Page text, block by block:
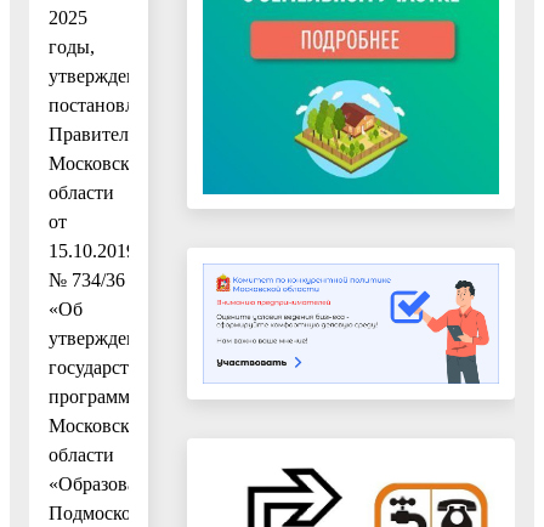
2025
годы,
утвержденной
постановлением
Правительства
Московской
области
от
15.10.2019
№ 734/36
«Об
утверждении
государственной
программы
Московской
области
«Образование
Подмосковья»